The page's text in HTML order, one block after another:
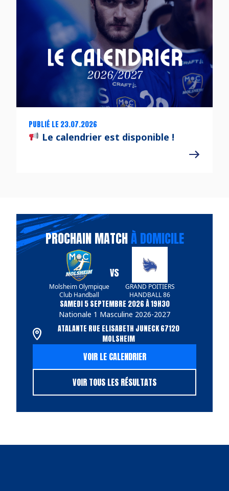
PUBLIÉ LE 23.07.2026
Le calendrier est disponible !
PROCHAIN MATCHÀ DOMICILE
Molsheim Olympique
Club Handball
VS
GRAND POITIERS
HANDBALL 86
SAMEDI 5 SEPTEMBRE 2026 À 19H30
Nationale 1 Masculine 2026-2027
ATALANTE RUE ELISABETH JUNECK 67120
MOLSHEIM
VOIR LE CALENDRIER
VOIR TOUS LES RÉSULTATS